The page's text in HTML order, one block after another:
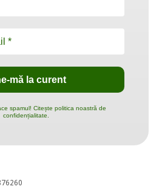
spamul! Citește politica noastră de
confidențialitate.